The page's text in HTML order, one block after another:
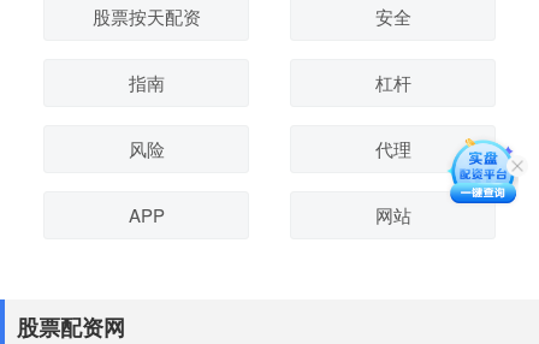
股票按天配资 安全
指南 杠杆
风险 代理
APP 网站
股票配资网